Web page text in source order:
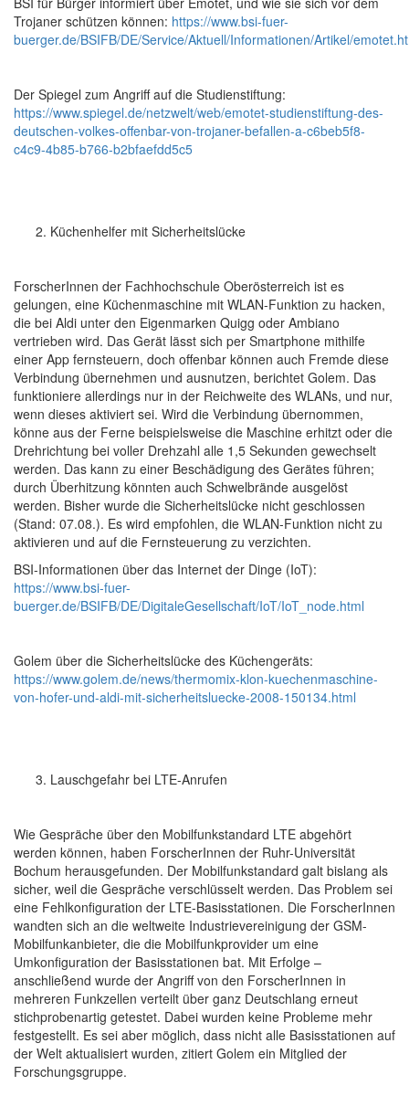
Trojaner schützen können: https://www.bsi-fuer-
buerger.de/BSIFB/DE/Service/Aktuell/Informationen/Artikel/
Der Spiegel zum Angriff auf die Studienstiftung:
https://www.spiegel.de/netzwelt/web/emotet-studienstiftung-des-
deutschen-volkes-offenbar-von-trojaner-befallen-a-c6beb5f8-
c4c9-4b85-b766-b2bfaefdd5c5
Küchenhelfer mit Sicherheitslücke
ForscherInnen der Fachhochschule Oberösterreich ist es
gelungen, eine Küchenmaschine mit WLAN-Funktion zu hacken,
die bei Aldi unter den Eigenmarken Quigg oder Ambiano
vertrieben wird. Das Gerät lässt sich per Smartphone mithilfe
einer App fernsteuern, doch offenbar können auch Fremde diese
Verbindung übernehmen und ausnutzen, berichtet Golem. Das
funktioniere allerdings nur in der Reichweite des WLANs, und nur,
wenn dieses aktiviert sei. Wird die Verbindung übernommen,
könne aus der Ferne beispielsweise die Maschine erhitzt oder die
Drehrichtung bei voller Drehzahl alle 1,5 Sekunden gewechselt
werden. Das kann zu einer Beschädigung des Gerätes führen;
durch Überhitzung könnten auch Schwelbrände ausgelöst
werden. Bisher wurde die Sicherheitslücke nicht geschlossen
(Stand: 07.08.). Es wird empfohlen, die WLAN-Funktion nicht zu
aktivieren und auf die Fernsteuerung zu verzichten.
BSI-Informationen über das Internet der Dinge (IoT):
https://www.bsi-fuer-
buerger.de/BSIFB/DE/DigitaleGesellschaft/IoT/IoT_node.html
Golem über die Sicherheitslücke des Küchengeräts:
https://www.golem.de/news/thermomix-klon-kuechenmaschine-
von-hofer-und-aldi-mit-sicherheitsluecke-2008-150134.html
Lauschgefahr bei LTE-Anrufen
Wie Gespräche über den Mobilfunkstandard LTE abgehört
werden können, haben ForscherInnen der Ruhr-Universität
Bochum herausgefunden. Der Mobilfunkstandard galt bislang als
sicher, weil die Gespräche verschlüsselt werden. Das Problem sei
eine Fehlkonfiguration der LTE-Basisstationen. Die ForscherInnen
wandten sich an die weltweite Industrievereinigung der GSM-
Mobilfunkanbieter, die die Mobilfunkprovider um eine
Umkonfiguration der Basisstationen bat. Mit Erfolge –
anschließend wurde der Angriff von den ForscherInnen in
mehreren Funkzellen verteilt über ganz Deutschlang erneut
stichprobenartig getestet. Dabei wurden keine Probleme mehr
festgestellt. Es sei aber möglich, dass nicht alle Basisstationen auf
der Welt aktualisiert wurden, zitiert Golem ein Mitglied der
Forschungsgruppe.